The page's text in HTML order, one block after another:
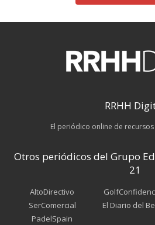
RRHH
El periódico online de
Otros periódicos del Grupo
21
AltoDirectivo
SerComercial
PadelSpain
El Diario del